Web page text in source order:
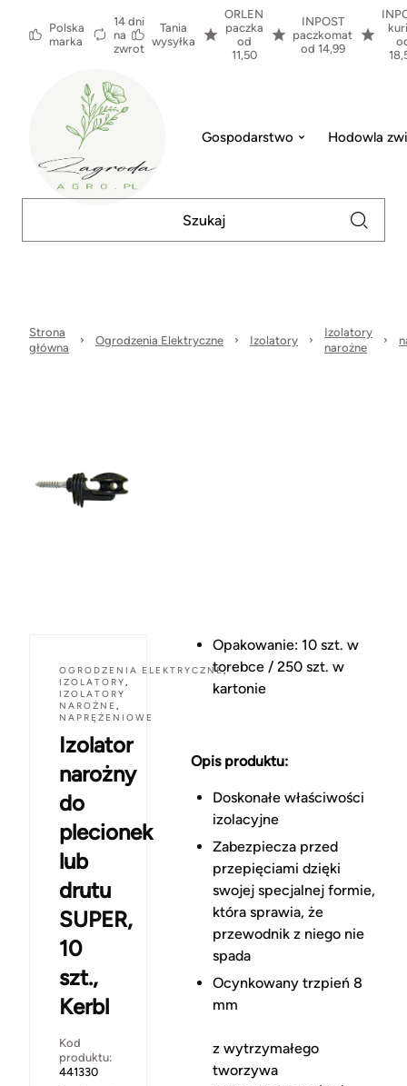
Polska
marka
14 dni
na
zwrot
Tania
wysyłka
ORLEN
paczka
od
11,50
INPOST
paczkomat
od 14,99
Gospodarstwo Hodowla
Strona
główna
Ogrodzenia Elektryczne Izolatory
Izolatory
narożne
OGRODZENIA ELEKTRYCZNE,
IZOLATORY,
IZOLATORY
NAROŻNE ,
NAPRĘŻENIOWE
Izolator
narożny
do
plecionek
lub
drutu
SUPER,
10
szt.,
Kerbl
Kod
produktu:
441330
Opakowanie: 10 szt. w
torebce / 250 szt. w
kartonie
Opis produktu:
Doskonałe właściwości
izolacyjne
Zabezpiecza przed
przepięciami dzięki
swojej specjalnej formie,
która sprawia, że
przewodnik z niego nie
spada
Ocynkowany trzpień 8
mm
z wytrzymałego
tworzywa